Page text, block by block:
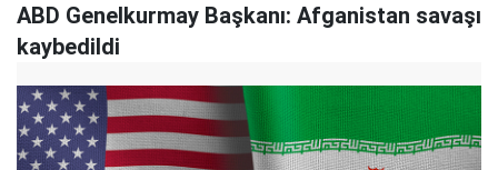
ABD Genelkurmay Başkanı: Afganistan savaşı
kaybedildi